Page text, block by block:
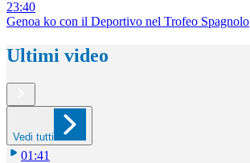
23:40
Genoa ko con il Deportivo nel Trofeo Spagnolo
Ultimi video
Vedi tutti
01:41